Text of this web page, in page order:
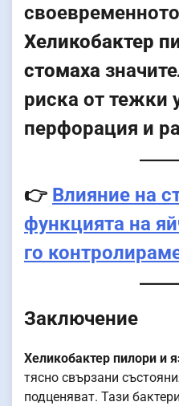
Хеликобактер
стомаха
риска от тежки
перфорация и
👉 Влияние на
функцията на
го
Заключение
Хеликобактер пилори и
тясно свързани
подценяват. Тази